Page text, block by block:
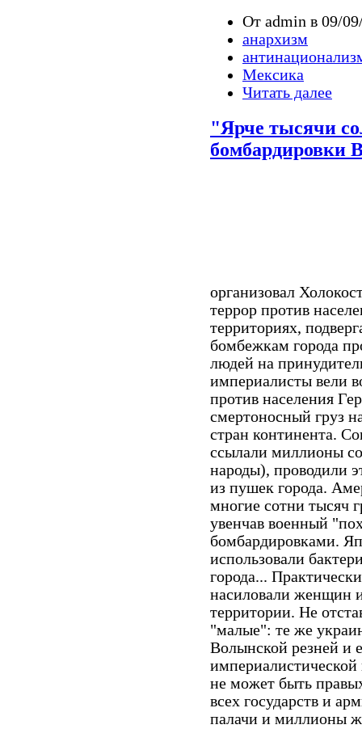
От admin в 09/
анархизм
Мексика
Читать далее
"Ярче тысячи
бомбардировки
организовал
террор против
территориях,
бомбежкам города
людей на
империалисты вели
против населения
смертоносный груз
стран континента.
ссылали миллионы
народы), проводили
из пушек города.
многие сотни тысяч
увенчав военный
бомбардировками.
использовали
города...
насиловали женщин
территории. Не
"малые": те же
Волынской резней и
не может быть
всех государств и
палачи и миллионы